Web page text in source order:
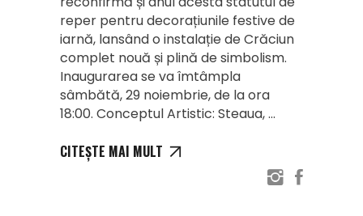
reper pentru decorațiunile festive de
iarnă, lansând o instalație de Crăciun
complet nouă și plină de simbolism.
Inaugurarea se va îmtâmpla
sâmbătă, 29 noiembrie, de la ora
18:00. Conceptul Artistic: Steaua,
CITEȘTE MAI MULT